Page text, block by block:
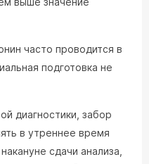
часто проводится в
подготовка не
диагностики, забор
в утреннее время
сдачи анализа,